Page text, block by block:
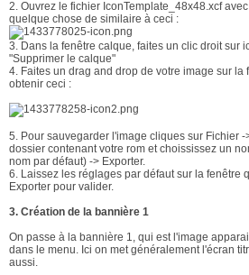
2. Ouvrez le fichier IconTemplate_48x48.xcf
quelque chose de similaire à ceci :
3. Dans la fenêtre calque, faites un clic droit sur
"Supprimer le calque"
4. Faites un drag and drop de votre image sur la
obtenir ceci :
5. Pour sauvegarder l'image cliques sur Fichier -
dossier contenant votre rom et choississez un
nom par défaut) -> Exporter.
6. Laissez les réglages par défaut sur la fenêtre
Exporter pour valider.
3. Création de la bannière 1
On passe à la bannière 1, qui est l'image
dans le menu. Ici on met généralement l'écran
aussi.